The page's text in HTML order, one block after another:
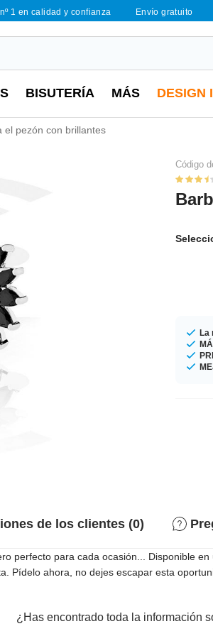
1 en calidad y confianza Envío gratuito
BISUTERÍA MÁS DESIGN
el pezón con brillantes
Código
La
de los clientes (0)
perfecto para cada ocasión... Disponible
Pídelo ahora, no dejes escapar esta
¿Has encontrado toda la información